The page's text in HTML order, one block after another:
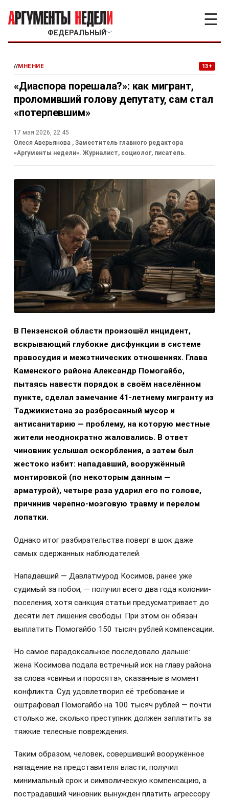
ФЕДЕРАЛЬНЫЙ ﹀
☰
//МНЕНИЕ 13+
«Диаспора порешала?»: как мигрант,
проломивший голову депутату, сам стал
«потерпевшим»
17 мая 2026, 22:45
Олеся Аверьянова , Заместитель главного редактора
«Аргументы недели». Журналист, социолог, писатель.
В Пензенской области произошёл инцидент,
вскрывающий глубокие дисфункции в системе
правосудия и межэтнических отношениях. Глава
Каменского района Александр Помогайбо,
пытаясь навести порядок в своём населённом
пункте, сделал замечание 41-летнему мигранту из
Таджикистана за разбросанный мусор и
антисанитарию — проблему, на которую местные
жители неоднократно жаловались. В ответ
чиновник услышал оскорбления, а затем был
жестоко избит: нападавший, вооружённый
монтировкой (по некоторым данным —
арматурой), четыре раза ударил его по голове,
причинив черепно-мозговую травму и перелом
лопатки.
Однако итог разбирательства поверг в шок даже
самых сдержанных наблюдателей.
Нападавший — Давлатмурод Косимов, ранее уже
судимый за побои, — получил всего два года колонии-
поселения, хотя санкция статьи предусматривает до
десяти лет лишения свободы. При этом он обязан
выплатить Помогайбо 150 тысяч рублей компенсации.
Но самое парадоксальное последовало дальше:
жена Косимова подала встречный иск на главу района
за слова «свиньи и поросята», сказанные в момент
конфликта. Суд удовлетворил её требование и
оштрафовал Помогайбо на 100 тысяч рублей — почти
столько же, сколько преступник должен заплатить за
тяжкие телесные повреждения.
Таким образом, человек, совершивший вооружённое
нападение на представителя власти, получил
минимальный срок и символическую компенсацию, а
пострадавший чиновник вынужден платить агрессору